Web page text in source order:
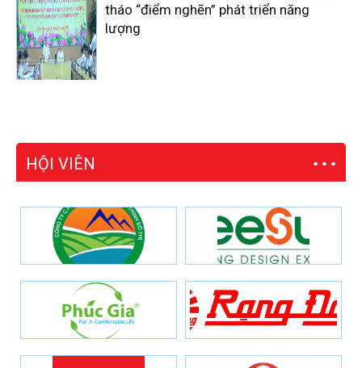
tháo “điểm nghẽn” phát triển năng
lượng
HỘI VIÊN